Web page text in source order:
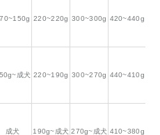
220~220g 300~300g 420~440g
成犬 220~190g 300~270g 440~410g
成犬 190g~成犬 270g~成犬 410~380g